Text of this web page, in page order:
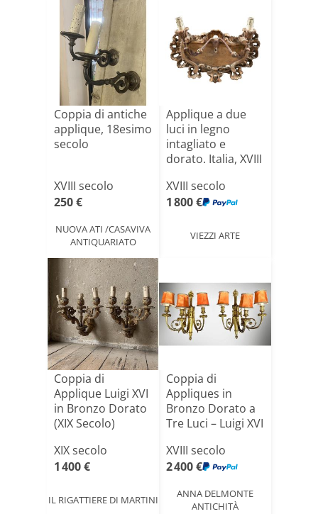
Coppia di antiche
applique, 18esimo
secolo
XVIII secolo
250 €
NUOVA ATI /CASAVIVA
ANTIQUARIATO
Applique a due
luci in legno
intagliato e
dorato. Italia, XVIII
XVIII secolo
1 800 €
VIEZZI ARTE
Coppia di
Applique Luigi XVI
in Bronzo Dorato
(XIX Secolo)
XIX secolo
1 400 €
IL RIGATTIERE DI MARTINI
Coppia di
Appliques in
Bronzo Dorato a
Tre Luci – Luigi XVI
XVIII secolo
2 400 €
ANNA DELMONTE
ANTICHITÀ